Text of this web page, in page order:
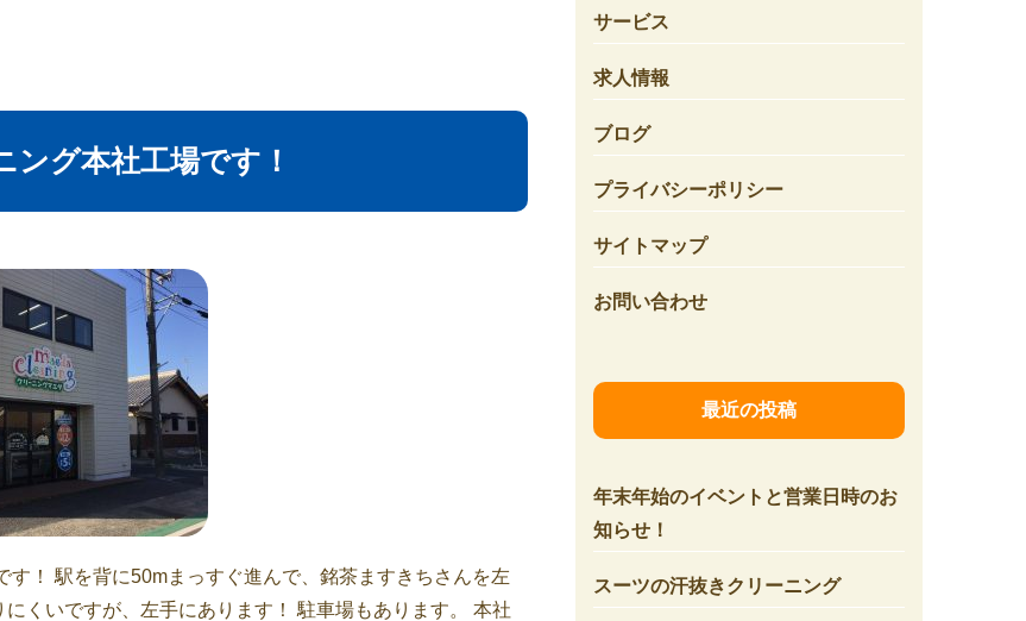
サービス
求人情報
ブログ
プライバシーポリシー
サイトマップ
お問い合わせ
最近の投稿
年末年始のイベントと営業日時のお
知らせ！
スーツの汗抜きクリーニング
ング本社工場です！
！ 駅を背に50mまっすぐ進んで、銘茶ますきちさんを左
くいですが、左手にあります！ 駐車場もあります。 本社